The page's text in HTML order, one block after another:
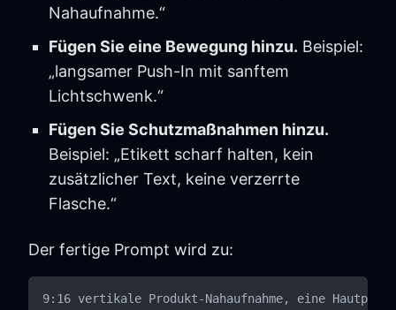
Nahaufnahme.“
Fügen Sie eine Bewegung hinzu. Beispiel:
„langsamer Push-In mit sanftem
Lichtschwenk.“
Fügen Sie Schutzmaßnahmen hinzu.
Beispiel: „Etikett scharf halten, kein
zusätzlicher Text, keine verzerrte
Flasche.“
Der fertige Prompt wird zu: